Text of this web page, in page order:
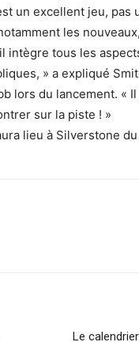
un excellent jeu, pas
les
intègre tous les
» a expliqué
lors du lancement. «
sur la piste ! »
lieu à Silverstone
Le